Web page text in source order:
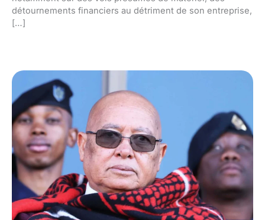
détournements financiers au détriment de son entreprise,
[…]